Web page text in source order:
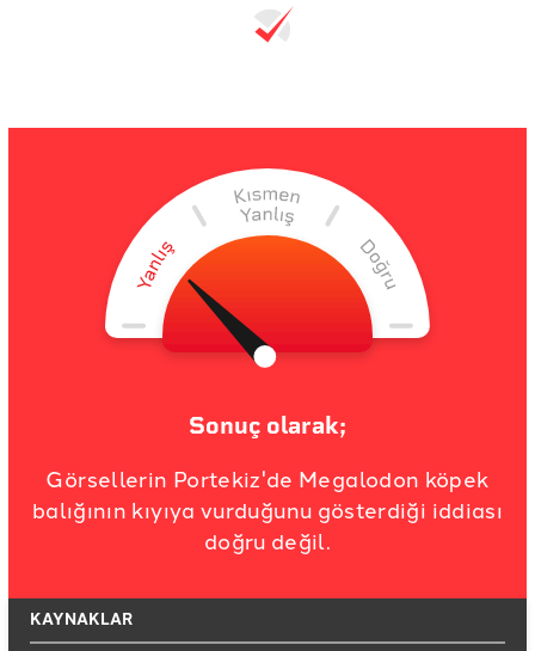
Sonuç olarak;
Görsellerin Portekiz'de Megalodon köpek
balığının kıyıya vurduğunu gösterdiği iddiası
doğru değil.
KAYNAKLAR